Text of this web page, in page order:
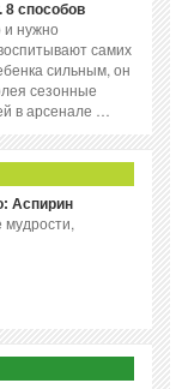
8 способов
нужно
самих
сильным, он
сезонные
в арсенале …
Аспирин
мудрости,